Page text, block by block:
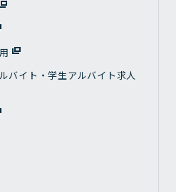
バイト・学生アルバイト求人